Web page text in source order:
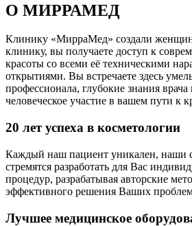
О МИРРАМЕД
Клинику «МирраМед» создали
клинику, вы получаете доступ к
красоты со всеми её техническими
открытиями. Вы встречаете здесь
профессионала, глубокие знания
человеческое участие в вашем пути к
20 лет успеха в косметологии
Каждый наш пациент уникален, наши
стремятся разработать для Вас
процедур, разрабатывая авторские
эффективного решения Ваших
Лучшее медицинское